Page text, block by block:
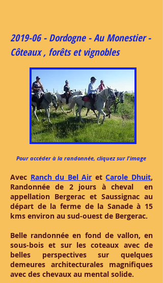
2019-06 - Dordogne - Au Monestier -
Côteaux , forêts et vignobles
Pour accéder à la randonnée, cliquez sur l'image
Avec Ranch du Bel Air etCarole Dhuit,
Randonnée de 2 jours à cheval en
appellation Bergerac et Saussignac au
départ de la ferme de la Sanade à 15
kms environ au sud-ouest de Bergerac.
Belle randonnée en fond de vallon, en
sous-bois et sur les coteaux avec de
belles perspectives sur quelques
demeures architecturales magnifiques
avec des chevaux au mental solide.